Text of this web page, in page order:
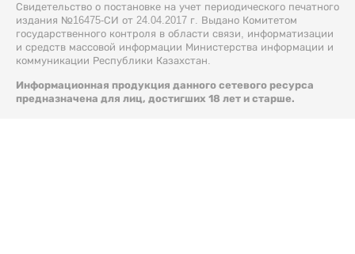
Свидетельство о постановке на учет периодического печатного
издания №16475-СИ от 24.04.2017 г. Выдано Комитетом
государственного контроля в области связи, информатизации
и средств массовой информации Министерства информации и
коммуникации Республики Казахстан.
Информационная продукция данного сетевого ресурса
предназначена для лиц, достигших 18 лет и старше.